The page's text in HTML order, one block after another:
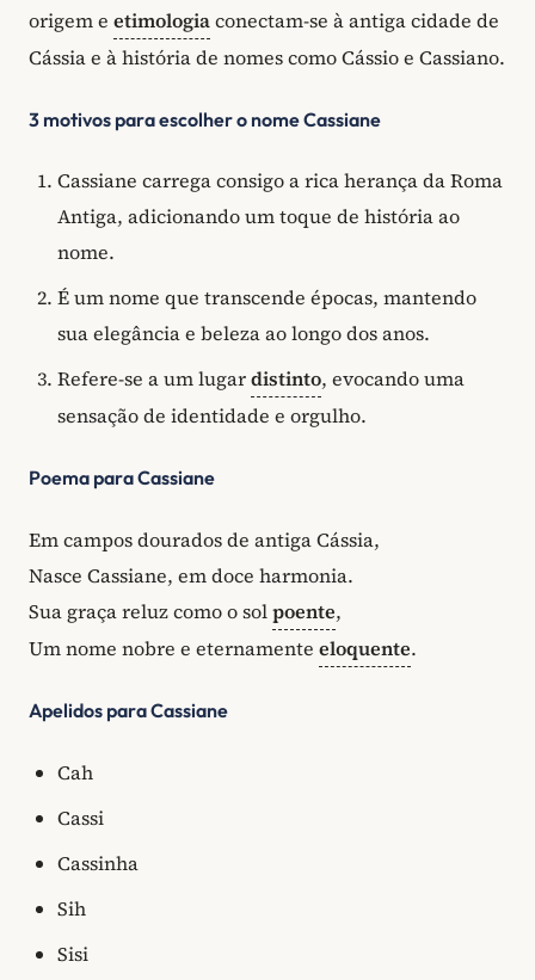
origem e etimologiaconectam-se à antiga cidade de
Cássia e à história de nomes como Cássio e Cassiano.
3 motivos para escolher o nome Cassiane
Cassiane carrega consigo a rica herança da Roma
Antiga, adicionando um toque de história ao
nome.
É um nome que transcende épocas, mantendo
sua elegância e beleza ao longo dos anos.
Refere-se a um lugardistinto, evocando uma
sensação de identidade e orgulho.
Poema para Cassiane
Em campos dourados de antiga Cássia,
Nasce Cassiane, em doce harmonia.
Sua graça reluz como o solpoente,
Um nome nobre e eternamente eloquente.
Apelidos para Cassiane
Cah
Cassi
Cassinha
Sih
Sisi